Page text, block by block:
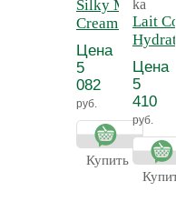
Silky Matte
Cream -
Нежный
матирующий
крем для
тела
Цена
5
082
руб.
Купить
ka
Lait
Detox -
тела
Цена
5
410
руб.